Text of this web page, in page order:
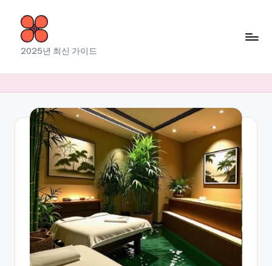
content
소
라
출
장
마
사
지
2025년 최신 가이드